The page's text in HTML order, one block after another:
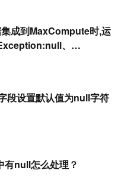
成到MaxCompute时,运
、
段设置默认值为null字符
有null怎么处理？